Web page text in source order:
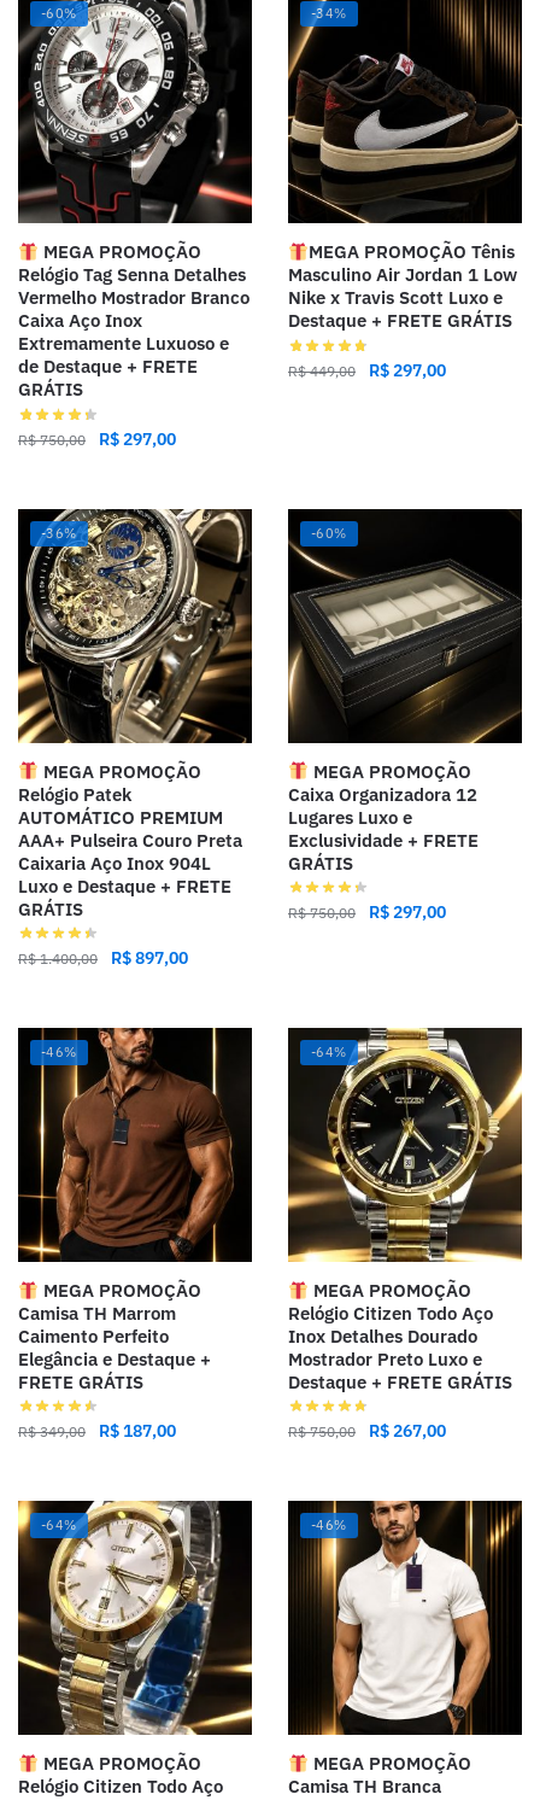
-60%
MEGA PROMOÇÃO
Relógio Tag Senna Detalhes
Vermelho Mostrador Branco
Caixa Aço Inox
Extremamente Luxuoso e
de Destaque + FRETE
GRÁTIS
R$750,00 R$297,00
-34%
MEGA PROMOÇÃO Tênis
Masculino Air Jordan 1 Low
Nike x Travis Scott Luxo e
Destaque + FRETE GRÁTIS
R$449,00 R$297,00
-36%
MEGA PROMOÇÃO
Relógio Patek
AUTOMÁTICO PREMIUM
AAA+ Pulseira Couro Preta
Caixaria Aço Inox 904L
Luxo e Destaque + FRETE
GRÁTIS
R$1.400,00 R$897,00
-60%
MEGA PROMOÇÃO
Caixa Organizadora 12
Lugares Luxo e
Exclusividade + FRETE
GRÁTIS
R$750,00 R$297,00
-46%
MEGA PROMOÇÃO
Camisa TH Marrom
Caimento Perfeito
Elegância e Destaque +
FRETE GRÁTIS
R$349,00 R$187,00
-64%
MEGA PROMOÇÃO
Relógio Citizen Todo Aço
Inox Detalhes Dourado
Mostrador Preto Luxo e
Destaque + FRETE GRÁTIS
R$750,00 R$267,00
-64%
MEGA PROMOÇÃO
Relógio Citizen Todo Aço
-46%
MEGA PROMOÇÃO
Camisa TH Branca